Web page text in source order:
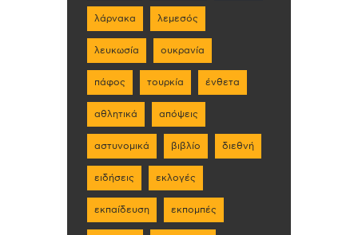
λάρνακα λεμεσός
λευκωσία ουκρανία
πάφος τουρκία ένθετα
αθλητικά απόψεις
αστυνομικά βιβλίο διεθνή
ειδήσεις εκλογές
εκπαίδευση εκπομπές